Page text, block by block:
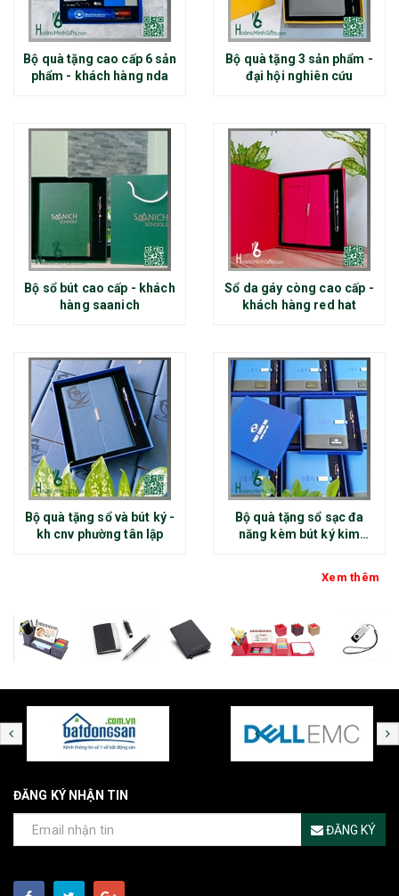
Bộ quà tặng cao cấp 6 sản
phẩm - khách hàng nda
Bộ quà tặng 3 sản phẩm -
đại hội nghiên cứu
Bộ sổ bút cao cấp - khách
hàng saanich
Sổ da gáy còng cao cấp -
khách hàng red hat
Bộ quà tặng sổ và bút ký -
kh cnv phường tân lập
Bộ quà tặng sổ sạc đa
năng kèm bút ký kim
Xem thêm
ĐĂNG KÝ NHẬN TIN
ĐĂNG KÝ